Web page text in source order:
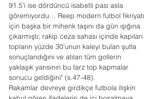
91.5'i ise dördüncü isabetli pası asla
göremiyordu… Reep modern futbol fikriyatı
için başka bir mihenk taşını da gün ışığına
çıkarmıştı; rakip ceza sahası içinde kapılan
topların yüzde 30'unun kaleyi bulan şutla
sonuçlandığını ve atılan tüm gollerin
yaklaşık yarısının bu tarz top kapmalar
sonucu geldiğini" (s.47-48).
Rakamlar devreye girdikçe futbola ilişkin